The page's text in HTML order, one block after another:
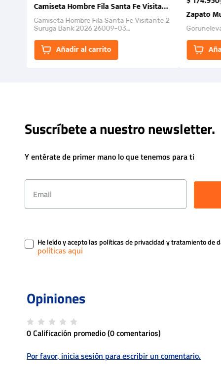
Camiseta Hombre Fila Santa Fe Visitante 2 Suruga
Camiseta Hombre Fila Santa Fe Visitante 2
Suruga Bank 2026 26009-03
la Et...
Añadir al carrito
Zapato
Suscríbete a nuestro newsletter.
Y entérate de primer mano lo que tenemos para ti
He leído y acepto las políticas de privacidad y tratamiento de
0 Calificación promedio(0 comentarios)
Por favor, inicia sesión para escribir un comentario.